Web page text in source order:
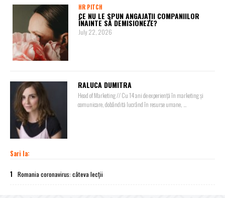
HR PITCH
CE NU LE SPUN ANGAJAȚII COMPANIILOR
ÎNAINTE SĂ DEMISIONEZE?
July 22, 2026
RALUCA DUMITRA
Head of Marketing // Cu 14 ani de experiență în marketing și
comunicare, dobândită lucrând în resurse umane, ...
Sari la:
1 Romania coronavirus: câteva lecții